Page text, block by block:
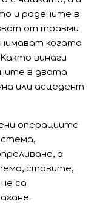
и родените в
от травми
когато
винаги
в двата
или асцедент
операциите
а
ставите,
са